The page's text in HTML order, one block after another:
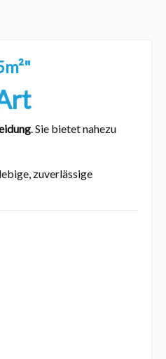
. Sie bietet nahezu
zuverlässige